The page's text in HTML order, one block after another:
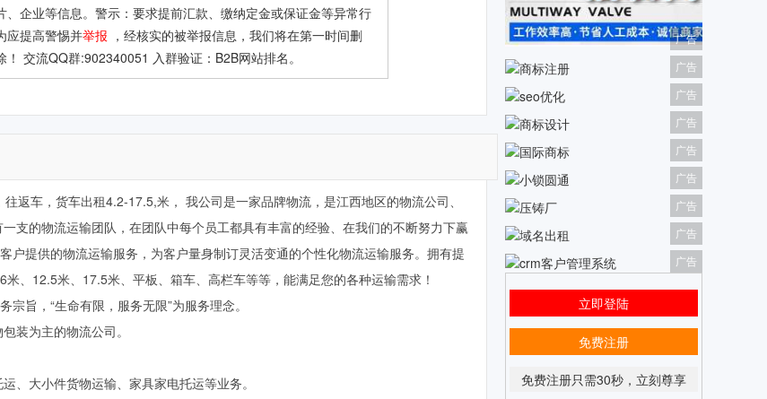
、企业等信息。警示：要求提前汇款、缴纳定金或保证金等异常行
应提高警惕并举报 ，经核实的被举报信息，我们将在第一时间删
！ 交流QQ群:902340051 入群验证：B2B网站排名。
返车，货车出租4.2-17.5,米， 我公司是一家品牌物流，是江西地区的物流公司、
支的物流运输团队，在团队中每个员工都具有丰富的经验、在我们的不断努力下赢
户提供的物流运输服务，为客户量身制订灵活变通的个性化物流运输服务。拥有提
、12.5米、17.5米、平板、箱车、高栏车等等，能满足您的各种运输需求！
旨，“生命有限，服务无限”为服务理念。
装为主的物流公司。
、大小件货物运输、家具家电托运等业务。
广告
广告
广告
广告
广告
广告
广告
广告
广告
立即登陆
免费注册
免费注册只需30秒，立刻尊享